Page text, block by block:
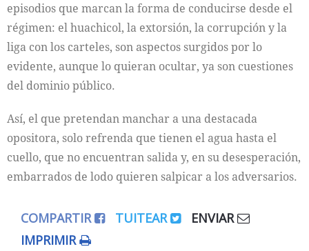
episodios que marcan la forma de conducirse desde el
régimen: el huachicol, la extorsión, la corrupción y la
liga con los carteles, son aspectos surgidos por lo
evidente, aunque lo quieran ocultar, ya son cuestiones
del dominio público.
Así, el que pretendan manchar a una destacada
opositora, solo refrenda que tienen el agua hasta el
cuello, que no encuentran salida y, en su desesperación,
embarrados de lodo quieren salpicar a los adversarios.
COMPARTIR TUITEAR
ENVIAR
IMPRIMIR